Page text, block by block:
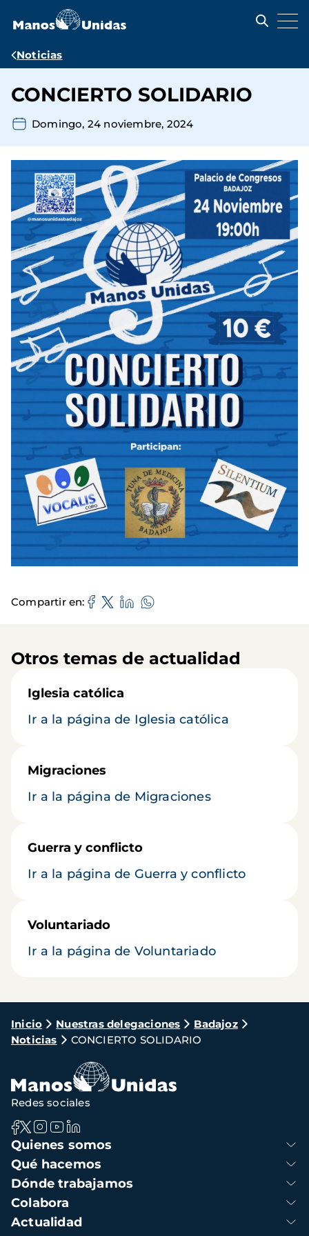
contenido
Ruta
navegación
Noticias
CONCIERTO SOLIDARIO
Domingo, 24 noviembre, 2024
Compartir en
Otros temas de actualidad
Iglesia católica
Ir a la página de Iglesia católica
Migraciones
Ir a la página de Migraciones
Guerra y conflicto
Ir a la página de Guerra y conflicto
Voluntariado
Ir a la página de Voluntariado
Ruta
de
navegación
Inicio Nuestras delegaciones
Badajoz
Noticias
CONCIERTO SOLIDARIO
Navegación
principal
Quienes somos
Qué hacemos
Dónde trabajamos
Colabora
Actualidad
Redes sociales